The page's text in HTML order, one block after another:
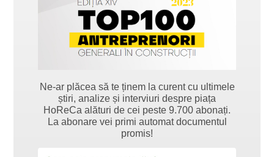
Ne-ar plăcea să te ținem la curent cu ultimele
știri, analize și interviuri despre piața
HoReCa alături de cei peste 9.700 abonați.
La abonare vei primi automat documentul
promis!